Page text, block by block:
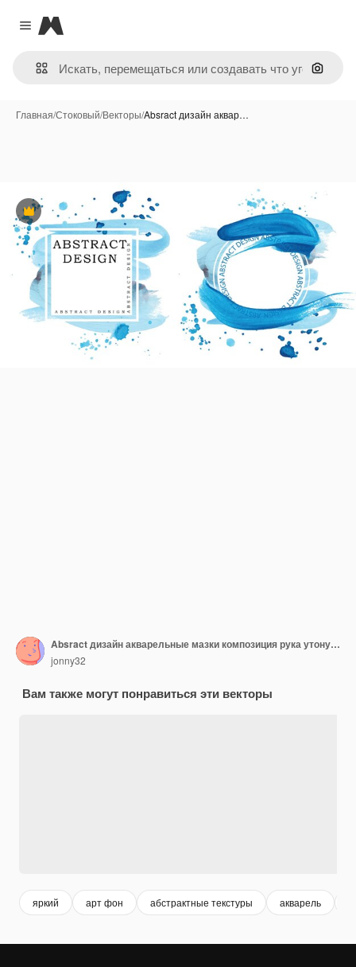
Close menu
Magnific
Поиск
Главная/Стоковый/Векторы/Absract дизайн аквар…
Премиум
Absract дизайн акварельные мазки композиция рука утонуть
jonny32
Вам также могут понравиться эти векторы
яркий арт фон абстрактные текстуры акварель